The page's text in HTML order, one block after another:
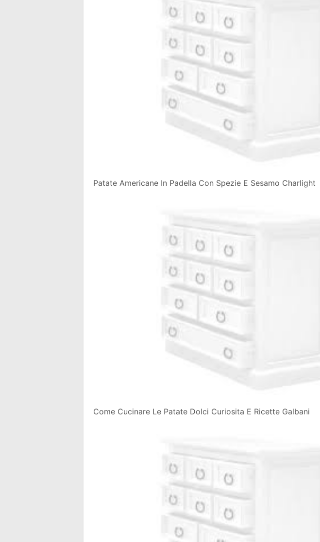
Patate Americane In Padella Con Spezie E Sesamo Charlight
Come Cucinare Le Patate Dolci Curiosita E Ricette Galbani